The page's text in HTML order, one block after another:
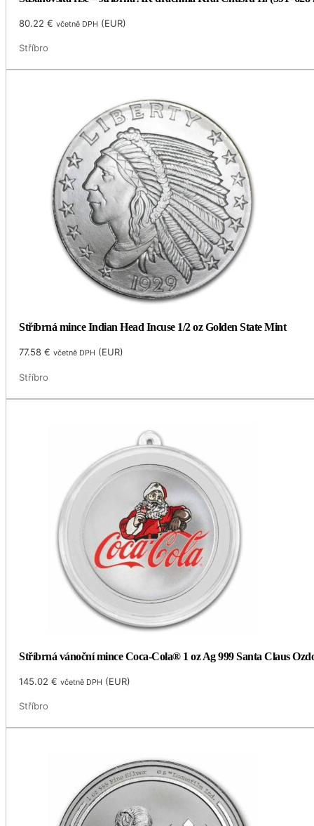
80.22€ včetně DPH (EUR)
Stříbro
Stříbrná mince Indian Head Incuse 1/2 oz Golden State Mint
77.58€ včetně DPH (EUR)
Stříbro
Stříbrná vánoční mince Coca-Cola® 1 oz Ag 999 Santa Claus
145.02€ včetně DPH (EUR)
Stříbro